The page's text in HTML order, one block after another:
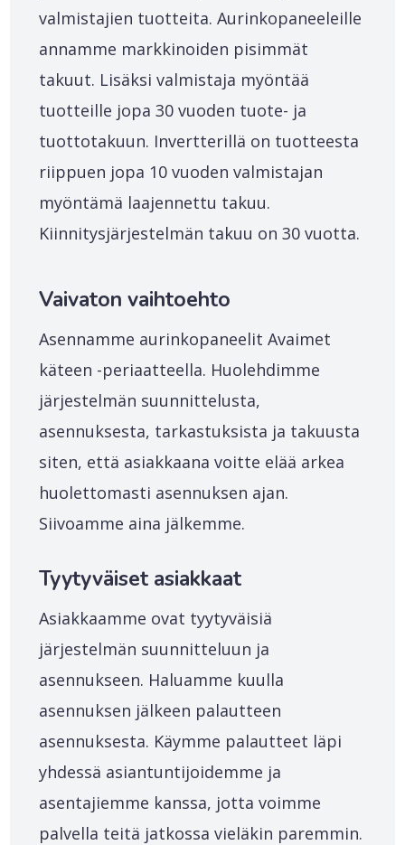
valmistajien tuotteita. Aurinkopaneeleille
annamme markkinoiden pisimmät
takuut. Lisäksi valmistaja myöntää
tuotteille jopa 30 vuoden tuote- ja
tuottotakuun. Invertterillä on tuotteesta
riippuen jopa 10 vuoden valmistajan
myöntämä laajennettu takuu.
Kiinnitysjärjestelmän takuu on 30 vuotta.
Vaivaton vaihtoehto
Asennamme aurinkopaneelit Avaimet
käteen -periaatteella. Huolehdimme
järjestelmän suunnittelusta,
asennuksesta, tarkastuksista ja takuusta
siten, että asiakkaana voitte elää arkea
huolettomasti asennuksen ajan.
Siivoamme aina jälkemme.
Tyytyväiset asiakkaat
Asiakkaamme ovat tyytyväisiä
järjestelmän suunnitteluun ja
asennukseen. Haluamme kuulla
asennuksen jälkeen palautteen
asennuksesta. Käymme palautteet läpi
yhdessä asiantuntijoidemme ja
asentajiemme kanssa, jotta voimme
palvella teitä jatkossa vieläkin paremmin.